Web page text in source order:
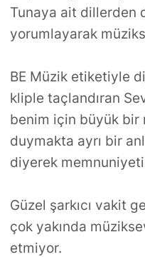
Tunaya ait dillerden
yorumlayarak
BE Müzik etiketiyle
kliple taçlandıran
benim için büyük bir
duymakta ayrı bir
diyerek
Güzel şarkıcı vakit
çok yakında
etmiyor.